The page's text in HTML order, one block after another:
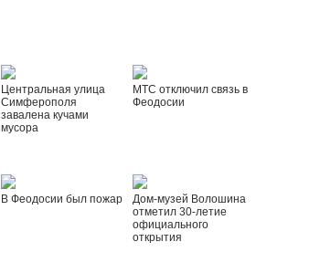
Центральная улица
Симферополя
завалена кучами
мусора
МТС отключил связь в
Феодосии
В Феодосии был пожар
Дом-музей Волошина
отметил 30-летие
официального
открытия